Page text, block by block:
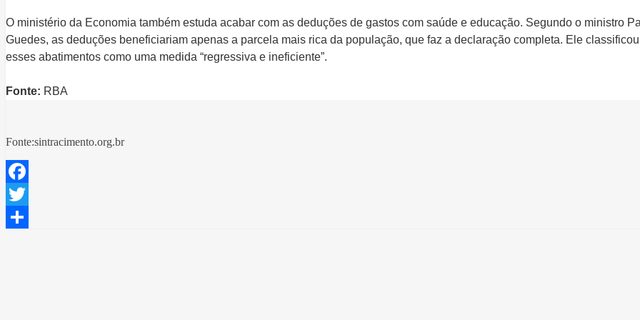
O ministério da Economia também estuda acabar com as deduções de gastos com saúde e educação. Segundo o ministro
Guedes, as deduções beneficiariam apenas a parcela mais rica da população, que faz a declaração completa. Ele classificou
esses abatimentos como uma medida “regressiva e ineficiente”.
Fonte: RBA
Fonte:sintracimento.org.br
Facebook
Twitter